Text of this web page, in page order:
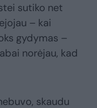
sutiko net
– kai
gydymas –
norėjau, kad
skaudu